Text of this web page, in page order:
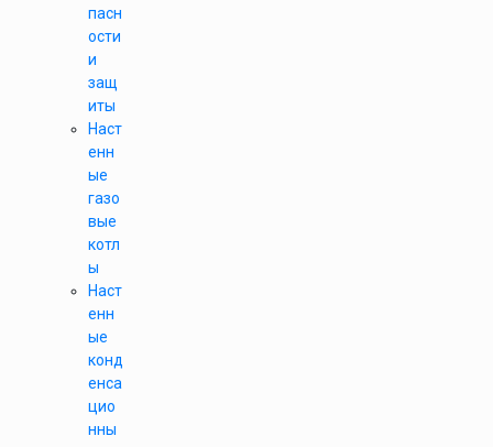
пасн
ости
и
защ
иты
Наст
енн
ые
газо
вые
котл
ы
Наст
енн
ые
конд
енса
цио
нны